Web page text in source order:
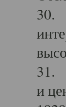
30.
31.
и